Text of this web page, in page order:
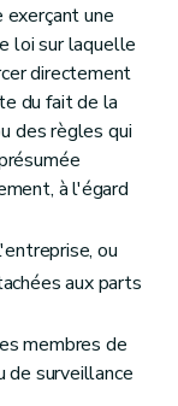
une
loi sur laquelle
directement
du fait de la
des règles qui
à l'égard
ou
aux parts
membres de
de surveillance